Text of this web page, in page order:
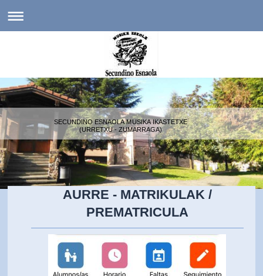
SECUNDINO ESNAOLA MUSIKA IKASTETXE
(URRETXU - ZUMARRAGA)
AURRE - MATRIKULAK /
PREMATRICULA